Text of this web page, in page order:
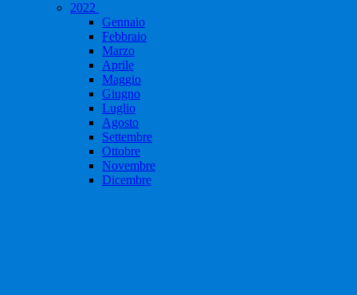
2022
Gennaio
Febbraio
Marzo
Aprile
Maggio
Giugno
Luglio
Agosto
Settembre
Ottobre
Novembre
Dicembre